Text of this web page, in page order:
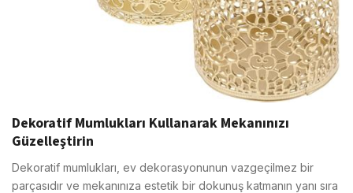
Dekoratif Mumlukları Kullanarak Mekanınızı
Güzelleştirin
Dekoratif mumlukları, ev dekorasyonunun vazgeçilmez bir
parçasıdır ve mekanınıza estetik bir dokunuş katmanın yanı sıra